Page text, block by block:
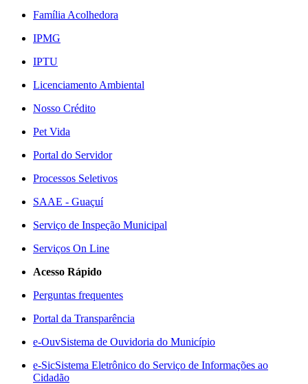
Família Acolhedora
IPMG
IPTU
Licenciamento Ambiental
Nosso Crédito
Pet Vida
Portal do Servidor
Processos Seletivos
SAAE - Guaçuí
Serviço de Inspeção Municipal
Serviços On Line
Acesso Rápido
Perguntas frequentes
Portal da Transparência
e-OuvSistema de Ouvidoria do Município
e-SicSistema Eletrônico do Serviço de Informações ao
Cidadão